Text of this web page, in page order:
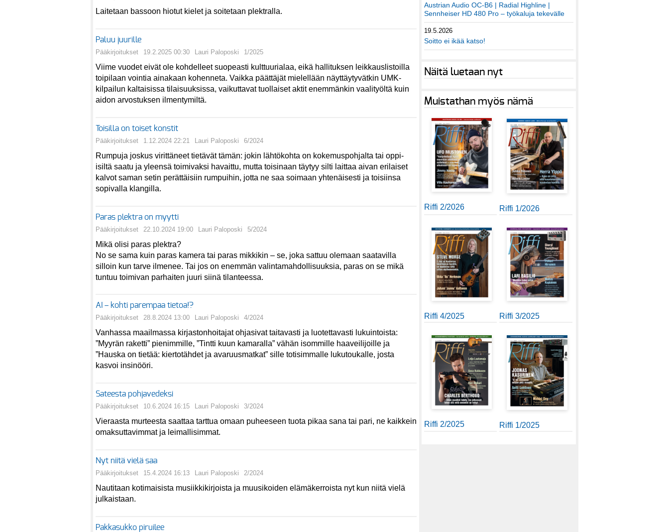
Laitetaan bassoon hiotut kielet ja soitetaan plektralla.
Paluu juurille
Pääkirjoitukset 19.2.2025 00:30 Lauri Paloposki 1/2025
Viime vuodet eivät ole kohdelleet suopeasti kulttuurialaa, eikä hallituksen leikkauslistoilla
toipilaan vointia ainakaan kohenneta. Vaikka päättäjät mielellään näyttäytyvätkin UMK-
kilpailun kaltaisissa tilaisuuksissa, vaikuttavat tuollaiset aktit enemmänkin vaalityöltä kuin
aidon arvostuksen ilmentymiltä.
Toisilla on toiset konstit
Pääkirjoitukset 1.12.2024 22:21 Lauri Paloposki 6/2024
Rumpuja joskus virittäneet tietävät tämän: jokin lähtökohta on kokemuspohjalta tai oppi-
isiltä saatu ja yleensä toimivaksi havaittu, mutta toisinaan täytyy silti laittaa aivan erilaiset
kalvot saman setin perättäisiin rumpuihin, jotta ne saa soimaan yhtenäisesti ja toisiinsa
sopivalla klangilla.
Paras plektra on myytti
Pääkirjoitukset 22.10.2024 19:00 Lauri Paloposki 5/2024
Mikä olisi paras plektra?
No se sama kuin paras kamera tai paras mikkikin – se, joka sattuu olemaan saatavilla
silloin kun tarve ilmenee. Tai jos on enemmän valintamahdollisuuksia, paras on se mikä
tuntuu toimivan parhaiten juuri siinä tilanteessa.
AI – kohti parempaa tietoa!?
Pääkirjoitukset 28.8.2024 13:00 Lauri Paloposki 4/2024
Vanhassa maailmassa kirjastonhoitajat ohjasivat taitavasti ja luotettavasti lukuintoista:
”Myyrän raketti” pienimmille, ”Tintti kuun kamaralla” vähän isommille haaveilijoille ja
”Hauska on tietää: kiertotähdet ja avaruusmatkat” sille totisimmalle lukutoukalle, josta
kasvoi insinööri.
Sateesta pohjavedeksi
Pääkirjoitukset 10.6.2024 16:15 Lauri Paloposki 3/2024
Vieraasta murteesta saattaa tarttua omaan puheeseen tuota pikaa sana tai pari, ne kaikkein
omaksuttavimmat ja leimallisimmat.
Nyt niitä vielä saa
Pääkirjoitukset 15.4.2024 16:13 Lauri Paloposki 2/2024
Nautitaan kotimaisista musiikkikirjoista ja muusikoiden elämäkerroista nyt kun niitä vielä
julkaistaan.
Pakkasukko piruilee
Austrian Audio OC-B6 | Radial Highline |
Sennheiser HD 480 Pro – työkaluja tekevälle
19.5.2026
Soitto ei ikää katso!
Näitä luetaan nyt
Muistathan myös nämä
Riffi 2/2026 Riffi 1/2026
Riffi 4/2025 Riffi 3/2025
Riffi 2/2025 Riffi 1/2025